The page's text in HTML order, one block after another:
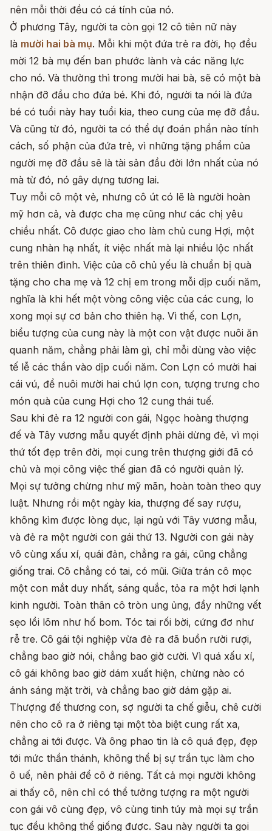
nên mỗi thời đều có cá tính của nó.
Ở phương Tây, người ta còn gọi 12 cô tiên nữ này
là mười hai bà mụ. Mỗi khi một đứa trẻ ra đời, họ đều
mời 12 bà mụ đến ban phước lành và các năng lực
cho nó. Và thường thì trong mười hai bà, sẽ có một bà
nhận đỡ đầu cho đứa bé. Khi đó, người ta nói là đứa
bé có tuổi này hay tuổi kia, theo cung của mẹ đỡ đầu.
Và cũng từ đó, người ta có thể dự đoán phần nào tính
cách, số phận của đứa trẻ, vì những tặng phẩm của
người mẹ đỡ đầu sẽ là tài sản đầu đời lớn nhất của nó
mà từ đó, nó gây dựng tương lai.
Tuy mỗi cô một vẻ, nhưng cô út có lẽ là người hoàn
mỹ hơn cả, và được cha mẹ cũng như các chị yêu
chiều nhất. Cô được giao cho làm chủ cung Hợi, một
cung nhàn hạ nhất, ít việc nhất mà lại nhiều lộc nhất
trên thiên đình. Việc của cô chủ yếu là chuẩn bị quà
tặng cho cha mẹ và 12 chị em trong mỗi dịp cuối năm,
nghĩa là khi hết một vòng công việc của các cung, lo
xong mọi sự cơ bản cho thiên hạ. Vì thế, con Lợn,
biểu tượng của cung này là một con vật được nuôi ăn
quanh năm, chẳng phải làm gì, chỉ mỗi dùng vào việc
tế lễ các thần vào dịp cuối năm. Con Lợn có mười hai
cái vú, để nuôi mười hai chú lợn con, tượng trưng cho
món quà của cung Hợi cho 12 cung thái tuế.
Sau khi đẻ ra 12 người con gái, Ngọc hoàng thượng
đế và Tây vương mẫu quyết định phải dừng đẻ, vì mọi
thứ tốt đẹp trên đời, mọi cung trên thượng giới đã có
chủ và mọi công việc thế gian đã có người quản lý.
Mọi sự tưởng chừng như mỹ mãn, hoàn toàn theo quy
luật. Nhưng rồi một ngày kia, thượng đế say rượu,
không kìm được lòng dục, lại ngủ với Tây vương mẫu,
và đẻ ra một người con gái thứ 13. Người con gái này
vô cùng xấu xí, quái đản, chẳng ra gái, cũng chẳng
giống trai. Cô chẳng có tai, có mũi. Giữa trán cô mọc
một con mắt duy nhất, sáng quắc, tỏa ra một hơi lạnh
kinh người. Toàn thân cô tròn ung ủng, đầy những vết
sẹo lồi lõm như hố bom. Tóc tai rối bời, cứng đơ như
rễ tre. Cô gái tội nghiệp vừa đẻ ra đã buồn rười rượi,
chẳng bao giờ nói, chẳng bao giờ cười. Vì quá xấu xí,
cô gái không bao giờ dám xuất hiện, chừng nào có
ánh sáng mặt trời, và chẳng bao giờ dám gặp ai.
Thượng đế thương con, sợ người ta chế giễu, chê cười
nên cho cô ra ở riêng tại một tòa biệt cung rất xa,
chẳng ai tới được. Và ông phao tin là cô quá đẹp, đẹp
tới mức thần thánh, không thể bị sự trần tục làm cho
ô uế, nên phải để cô ở riêng. Tất cả mọi người không
ai thấy cô, nên chỉ có thể tưởng tượng ra một người
con gái vô cùng đẹp, vô cùng tinh túy mà mọi sự trần
tục đều không thể giống được. Sau này người ta gọi